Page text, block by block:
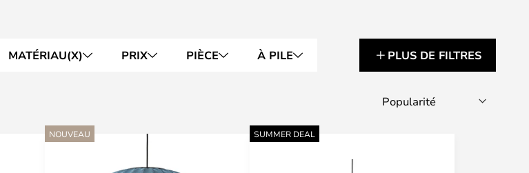
MATÉRIAU(X) PRIX PIÈCE À PILE PLUS DE FILTRES
NOUVEAU SUMMER DEAL